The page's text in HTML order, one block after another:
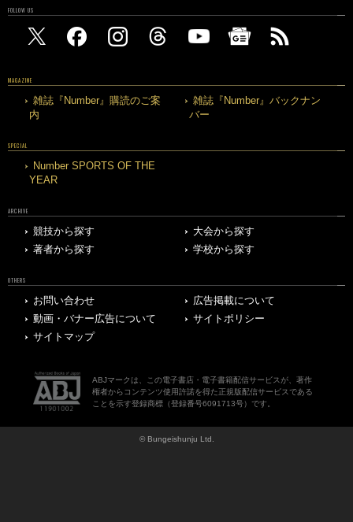
FOLLOW US
MAGAZINE
雑誌『Number』購読のご案
内
雑誌『Number』バックナン
バー
SPECIAL
Number SPORTS OF THE
YEAR
ARCHIVE
競技から探す
大会から探す
著者から探す
学校から探す
OTHERS
お問い合わせ
広告掲載について
動画・バナー広告について
サイトポリシー
サイトマップ
ABJマークは、この電子書店・電子書籍配信サービスが、著作
権者からコンテンツ使用許諾を得た正規版配信サービスである
ことを示す登録商標（登録番号6091713号）です。
© Bungeishunju Ltd.